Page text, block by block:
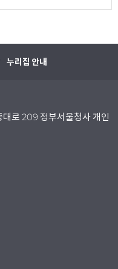
누리집 안내
로 209 정부서울청사 개인